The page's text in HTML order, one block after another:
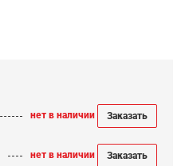
нет в наличии Заказать
нет в наличии Заказать